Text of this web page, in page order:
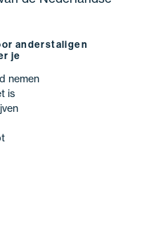
anderstaligen
je
nemen
is